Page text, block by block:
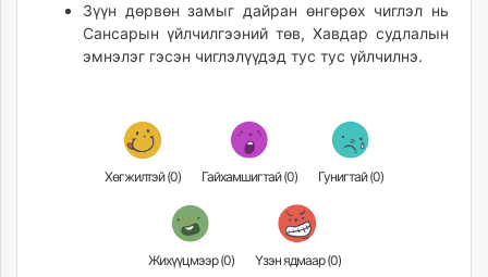
Зүүн дөрвөн замыг дайран өнгөрөх чиглэл нь
Сансарын үйлчилгээний төв, Хавдар судлалын
эмнэлэг гэсэн чиглэлүүдэд тус тус үйлчилнэ.
Хөгжилтэй (0) Гайхамшигтай (0) Гунигтай (0)
Жихүүцмээр (0) Үзэн ядмаар (0)